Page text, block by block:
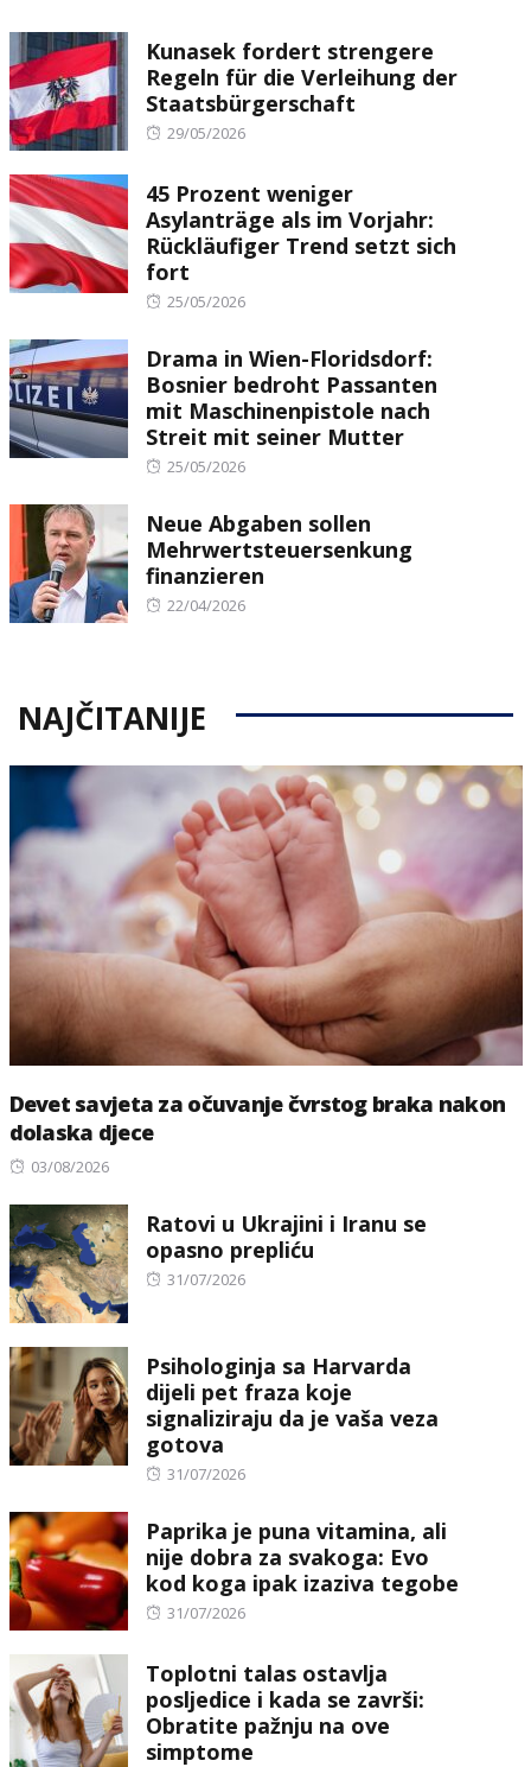
Kunasek fordert strengere
Regeln für die Verleihung der
Staatsbürgerschaft
Posted
29/05/2026
45 Prozent weniger
Asylanträge als im Vorjahr:
Rückläufiger Trend setzt sich
fort
Posted
25/05/2026
Drama in Wien-Floridsdorf:
Bosnier bedroht Passanten
mit Maschinenpistole nach
Streit mit seiner Mutter
Posted
25/05/2026
Neue Abgaben sollen
Mehrwertsteuersenkung
finanzieren
Posted
22/04/2026
NAJČITANIJE
Devet savjeta za očuvanje čvrstog braka nakon
dolaska djece
Posted
03/08/2026
Ratovi u Ukrajini i Iranu se
opasno prepliću
Posted
31/07/2026
Psihologinja sa Harvarda
dijeli pet fraza koje
signaliziraju da je vaša veza
gotova
Posted
31/07/2026
Paprika je puna vitamina, ali
nije dobra za svakoga: Evo
kod koga ipak izaziva tegobe
Posted
31/07/2026
Toplotni talas ostavlja
posljedice i kada se završi:
Obratite pažnju na ove
simptome